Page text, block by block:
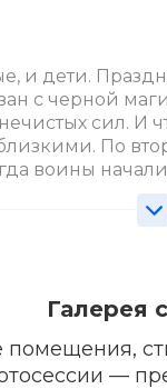
и дети.
с черной
сил. И
По
воины
Отличным
выборе
Галерея
—